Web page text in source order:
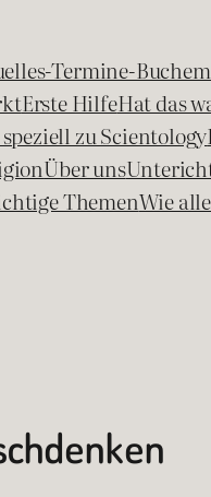
Termine-
Erste HilfeHat das
zu Scientology
Über uns
ThemenWie